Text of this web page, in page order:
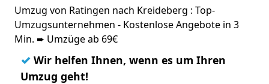
Umzug von Ratingen nach Kreideberg : Top-
Umzugsunternehmen - Kostenlose Angebote in 3
Min. ➨ Umzüge ab 69€
✓ Wir helfen Ihnen, wenn es um Ihren
Umzug geht!